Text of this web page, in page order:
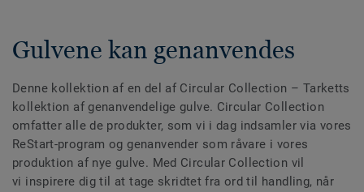
Gulvene kan genanvendes
Denne kollektion af en del af Circular Collection – Tarketts
kollektion af genanvendelige gulve. Circular Collection
omfatter alle de produkter, som vi i dag indsamler via vores
ReStart-program og genanvender som råvare i vores
produktion af nye gulve. Med Circular Collection vil
vi inspirere dig til at tage skridtet fra ord til handling, når